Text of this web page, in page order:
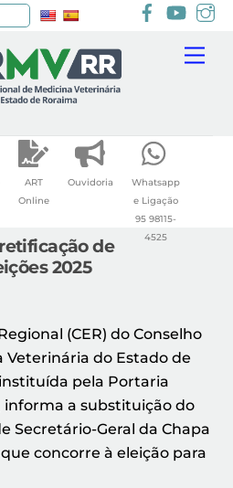
ART
Online
Ouvidoria
Whatsapp
e Ligação
95 98115-
4525
de
2025
(CER) do Conselho
Veterinária do Estado de
instituída pela Portaria
informa a substituição do
Secretário-Geral da Chapa
concorre à eleição para